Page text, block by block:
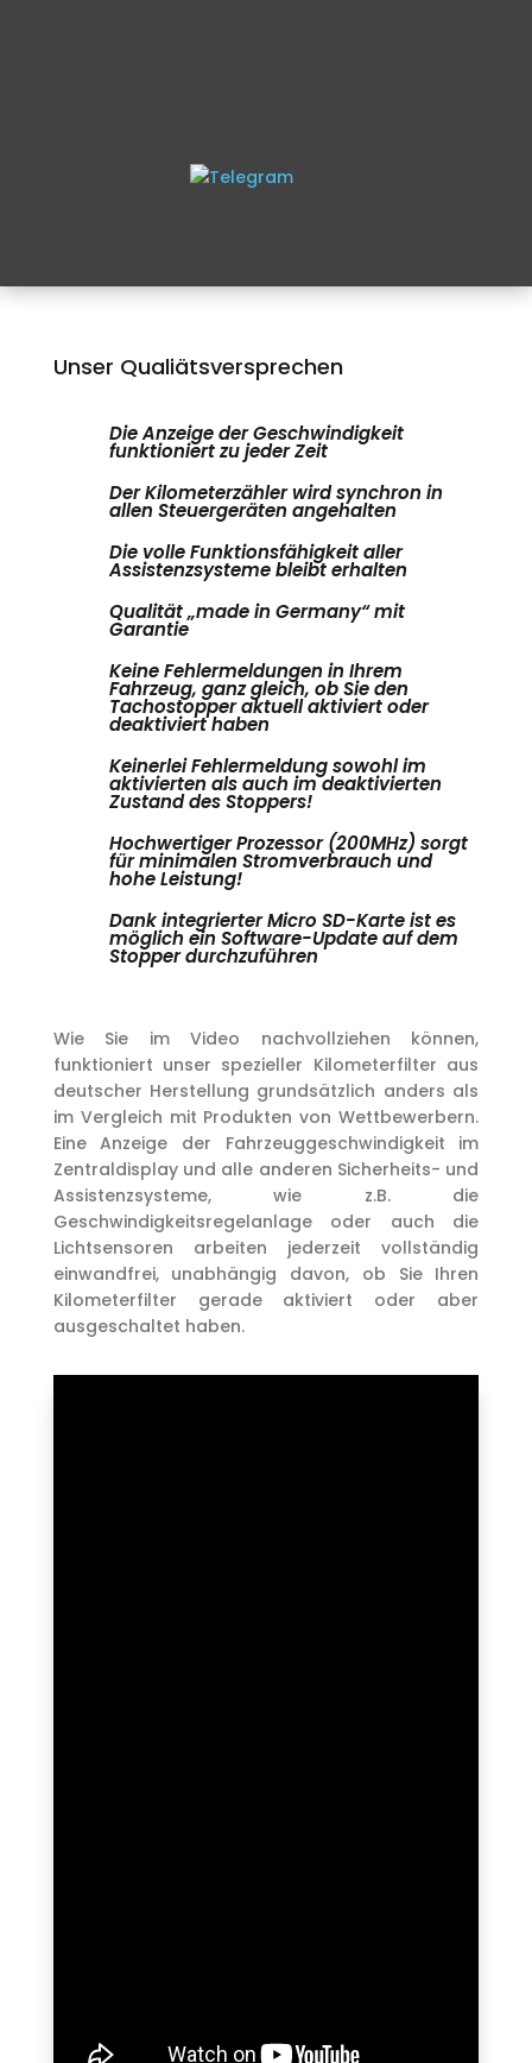
Unser Qualiätsversprechen
Die Anzeige der Geschwindigkeit
funktioniert zu jeder Zeit
Der Kilometerzähler wird synchron in
allen Steuergeräten angehalten
Die volle Funktionsfähigkeit aller
Assistenzsysteme bleibt erhalten
Qualität „made in Germany“ mit
Garantie
Keine Fehlermeldungen in Ihrem
Fahrzeug, ganz gleich, ob Sie den
Tachostopper aktuell aktiviert oder
deaktiviert haben
Keinerlei Fehlermeldung sowohl im
aktivierten als auch im deaktivierten
Zustand des Stoppers!
Hochwertiger Prozessor (200MHz) sorgt
für minimalen Stromverbrauch und
hohe Leistung!
Dank integrierter Micro SD-Karte ist es
möglich ein Software-Update auf dem
Stopper durchzuführen
Wie Sie im Video nachvollziehen können,
funktioniert unser spezieller Kilometerfilter aus
deutscher Herstellung grundsätzlich anders als
im Vergleich mit Produkten von Wettbewerbern.
Eine Anzeige der Fahrzeuggeschwindigkeit im
Zentraldisplay und alle anderen Sicherheits- und
Assistenzsysteme, wie z.B. die
Geschwindigkeitsregelanlage oder auch die
Lichtsensoren arbeiten jederzeit vollständig
einwandfrei, unabhängig davon, ob Sie Ihren
Kilometerfilter gerade aktiviert oder aber
ausgeschaltet haben.